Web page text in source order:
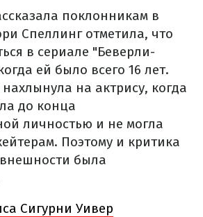
поклонникам в
Спеллинг отметила, что
в сериале "Беверли-
ей было всего 16 лет.
на актрису, когда
до конца
личностью и не могла
Поэтому и критика
была
Сигурни Уивер